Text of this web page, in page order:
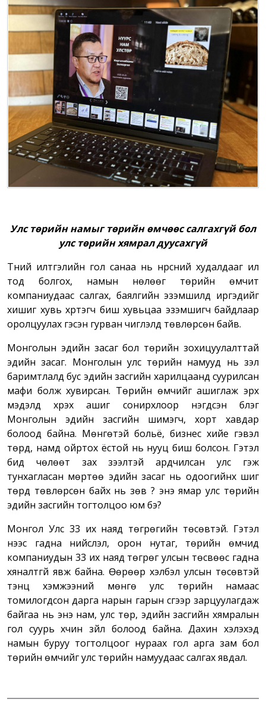
Улс төрийн намыг төрийн өмчөөс салгахгүй бол
улс төрийн хямрал дуусахгүй
Түүний илтгэлийн гол санаа нь нүүрсний худалдааг ил
тод болгох, намын нөлөөг төрийн өмчит
компаниудаас салгах, баялгийн эзэмшилд иргэдийг
хишиг хувь хүртэгч биш хувьцаа эзэмшигч байдлаар
оролцуулах гэсэн гурван чиглэлд төвлөрсөн байв.
Монголын эдийн засаг бол төрийн зохицуулалттай
эдийн засаг. Монголын улс төрийн намууд нь үзэл
баримтлалд бус эдийн засгийн харилцаанд суурилсан
мафи болж хувирсан. Төрийн өмчийг ашиглаж эрх
мэдэлд хүрэх ашиг сонирхлоор нэгдсэн бүлэг
Монголын эдийн засгийн шимэгч, хорт хавдар
болоод байна. Мөнгөтэй больё, бизнес хийе гэвэл
төрд, намд ойртох ёстой нь нууц биш болсон. Гэтэл
бид чөлөөт зах зээлтэй ардчилсан улс гэж
тунхагласан мөртөө эдийн засаг нь одоогийнх шиг
төрд төвлөрсөн байх нь зөв үү? энэ ямар улс төрийн
эдийн засгийн тогтолцоо юм бэ?
Монгол Улс 33 их наяд төгрөгийн төсөвтэй. Гэтэл
үүнээс гадна нийслэл, орон нутаг, төрийн өмчид
компаниудын 33 их наяд төгрөг улсын төсвөөс гадна
хяналтгүй явж байна. Өөрөөр хэлбэл улсын төсөвтэй
тэнцүү хэмжээний мөнгө улс төрийн намаас
томилогдсон дарга нарын гарын үсгээр зарцуулагдаж
байгаа нь энэ нам, улс төр, эдийн засгийн хямралын
гол суурь хүчин зүйл болоод байна. Дахин хэлэхэд
намын буруу тогтолцоог нураах гол арга зам бол
төрийн өмчийг улс төрийн намуудаас салгах явдал.